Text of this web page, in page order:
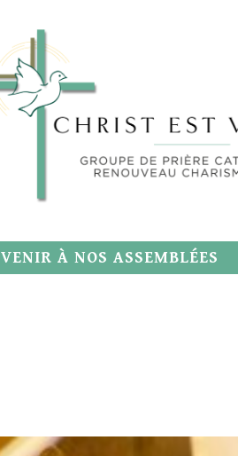
VENIR À NOS ASSEMBLÉES